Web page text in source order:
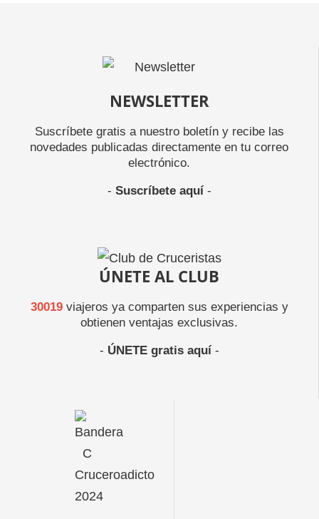
NEWSLETTER
Suscríbete gratis a nuestro boletín y recibe las
novedades publicadas directamente en tu correo
electrónico.
- Suscríbete aquí-
ÚNETE AL CLUB
30019viajeros ya comparten sus experiencias y
obtienen ventajas exclusivas.
- ÚNETE gratis aquí-